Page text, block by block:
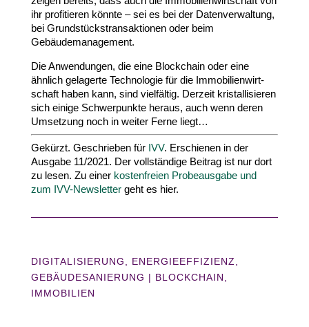
ihr profi­tieren könnte – sei es bei der Daten­ver­waltung,
bei Grund­stücks­trans­ak­tionen oder beim
Gebäudemanagement.
Die Anwen­dungen, die eine Block­chain oder eine
ähnlich gelagerte Tech­no­logie für die Immo­bi­li­en­wirt­
schaft haben kann, sind viel­fältig. Derzeit kris­tal­li­sieren
sich einige Schwer­punkte heraus, auch wenn deren
Umsetzung noch in weiter Ferne liegt…
Gekürzt. Geschrieben für IVV. Erschienen in der
Ausgabe 11/​2021. Der voll­ständige Beitrag ist nur dort
zu lesen. Zu einer kosten­freien Probe­ausgabe und
zum IVV-​Newslettergeht es hier.
DIGITALISIERUNG ENERGIEEFFIZIENZ
GEBÄUDESANIERUNG | BLOCKCHAIN
IMMOBILIEN